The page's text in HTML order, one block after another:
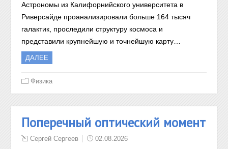
Астрономы из Калифорнийского университета в
Риверсайде проанализировали больше 164 тысяч
галактик, проследили структуру космоса и
представили крупнейшую и точнейшую карту…
ДАЛЕЕ
Физика
Поперечный оптический момент
Сергей Сергеев 02.08.2026